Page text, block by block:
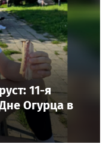
11-я
Огурца в